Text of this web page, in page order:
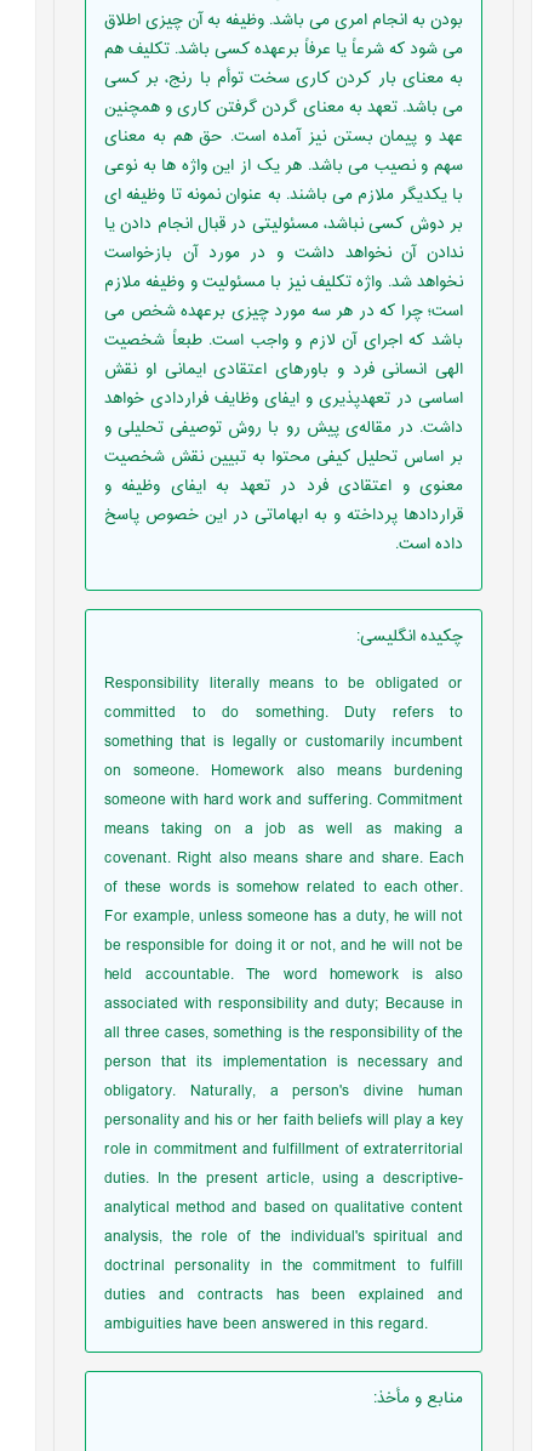
بودن به انجام امری می باشد. وظیفه به آن چیزی اطلاق
می شود که شرعاً یا عرفاً برعهده کسی باشد. تکلیف هم
به معنای بار کردن کاری سخت توأم با رنج، بر کسی
می باشد. تعهد به معنای گردن گرفتن کاری و همچنین
عهد و پیمان بستن نیز آمده است. حق هم به معنای
سهم و نصیب می باشد. هر یک از این واژه ها به نوعی
با یکدیگر ملازم می باشند. به عنوان نمونه تا وظیفه ای
بر دوش کسی نباشد، مسئولیتی در قبال انجام دادن یا
ندادن آن نخواهد داشت و در مورد آن بازخواست
نخواهد شد. واژه تکلیف نیز با مسئولیت و وظیفه ملازم
است؛ چرا که در هر سه مورد چیزی برعهده شخص می
باشد که اجرای آن لازم و واجب است. طبعاً شخصیت
الهی انسانی فرد و باورهای اعتقادی ایمانی او نقش
اساسی در تعهدپذیری و ایفای وظایف فراردادی خواهد
داشت. در مقاله‌ی پیش رو با روش توصیفی تحلیلی و
بر اساس تحلیل کیفی محتوا به تبیین نقش شخصیت
معنوی و اعتقادی فرد در تعهد به ایفای وظیفه و
قراردادها پرداخته و به ابهاماتی در این خصوص پاسخ
داده است.
چکیده انگلیسی:
Responsibility literally means to be obligated or
committed to do something. Duty refers to
something that is legally or customarily incumbent
on someone. Homework also means burdening
someone with hard work and suffering. Commitment
means taking on a job as well as making a
covenant. Right also means share and share. Each
of these words is somehow related to each other.
For example, unless someone has a duty, he will not
be responsible for doing it or not, and he will not be
held accountable. The word homework is also
associated with responsibility and duty; Because in
all three cases, something is the responsibility of the
person that its implementation is necessary and
obligatory. Naturally, a person's divine human
personality and his or her faith beliefs will play a key
role in commitment and fulfillment of extraterritorial
duties. In the present article, using a descriptive-
analytical method and based on qualitative content
analysis, the role of the individual's spiritual and
doctrinal personality in the commitment to fulfill
duties and contracts has been explained and
ambiguities have been answered in this regard.
منابع و مأخذ: